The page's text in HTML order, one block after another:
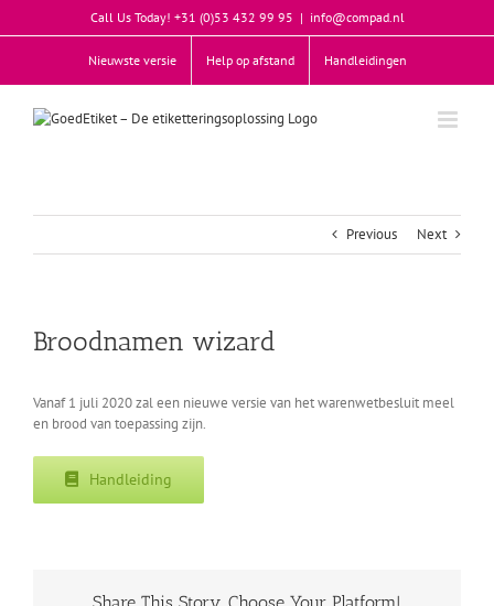
Call Us Today! +31 (0)53 432 99 95 | info@compad.nl
Nieuwste versie Help op afstand Handleidingen
Previous Next
Broodnamen wizard
Vanaf 1 juli 2020 zal een nieuwe versie van het warenwetbesluit meel
en brood van toepassing zijn.
Handleiding